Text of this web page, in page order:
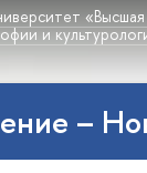
и
–